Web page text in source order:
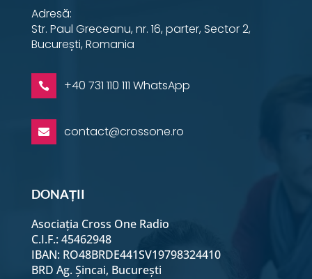
Adresă:
Str. Paul Greceanu, nr. 16, parter, Sector 2,
București, Romania
 +40 731 110 111 WhatsApp
 contact@crossone.ro
DONAȚII
Asociația Cross One Radio
C.I.F.: 45462948
IBAN: RO48BRDE441SV19798324410
BRD Ag. Șincai, București